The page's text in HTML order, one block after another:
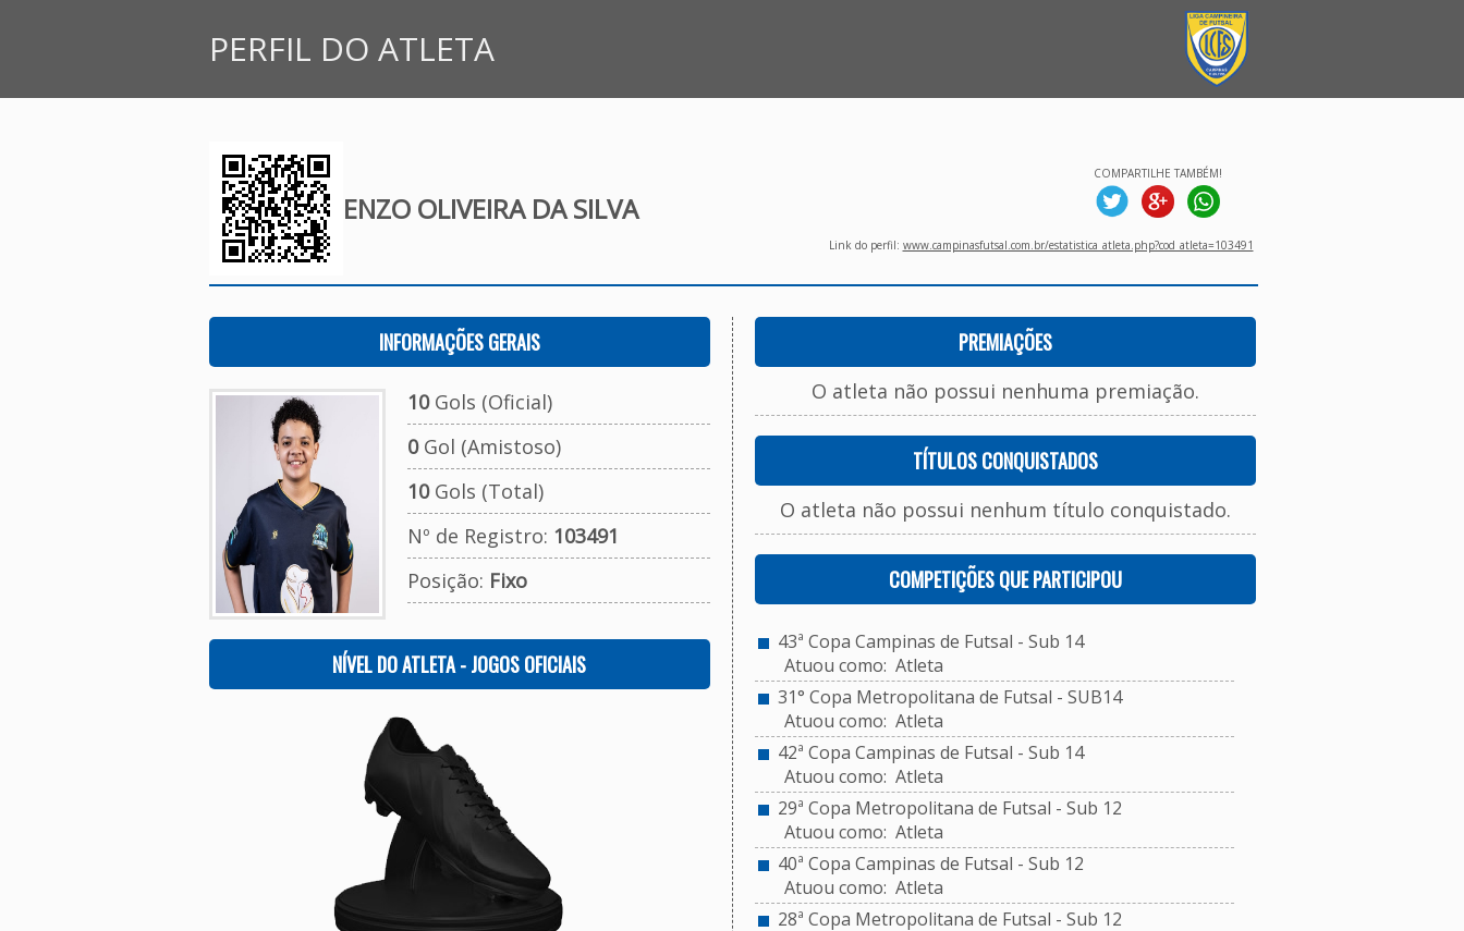
PERFIL DO ATLETA
ENZO OLIVEIRA DA SILVA
COMPARTILHE TAMBÉM!
Link do perfil: www.campinasfutsal.com.br/estatistica_atleta.php?cod_atleta=103491
INFORMAÇÕES GERAIS
10Gols (Oficial)
0Gol (Amistoso)
10Gols (Total)
Nº de Registro: 103491
Posição: Fixo
NÍVEL DO ATLETA - JOGOS OFICIAIS
PREMIAÇÕES
O atleta não possui nenhuma premiação.
TÍTULOS CONQUISTADOS
O atleta não possui nenhum título conquistado.
COMPETIÇÕES QUE PARTICIPOU
43ª Copa Campinas de Futsal - Sub 14
Atuou como: Atleta
31° Copa Metropolitana de Futsal - SUB14
Atuou como: Atleta
42ª Copa Campinas de Futsal - Sub 14
Atuou como: Atleta
29ª Copa Metropolitana de Futsal - Sub 12
Atuou como: Atleta
40ª Copa Campinas de Futsal - Sub 12
Atuou como: Atleta
28ª Copa Metropolitana de Futsal - Sub 12